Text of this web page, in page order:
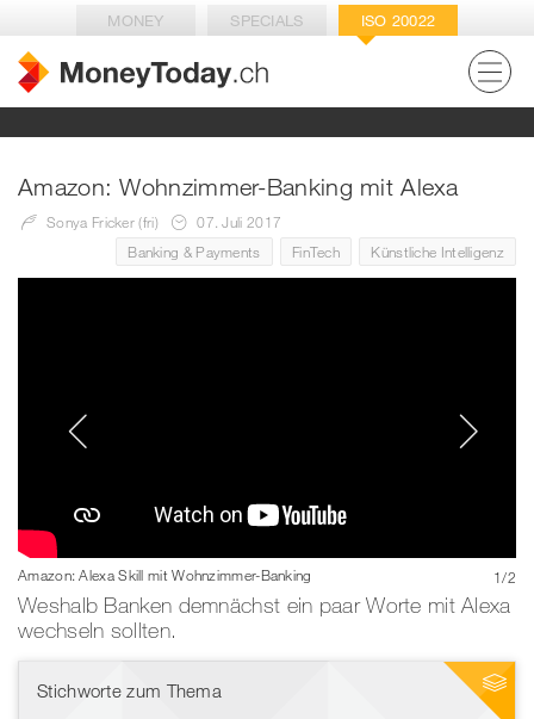
MONEY SPECIALS ISO 20022
Amazon: Wohnzimmer-Banking mit Alexa
Sonya Fricker (fri)
07. Juli 2017
Banking & Payments
FinTech Künstliche Intelligenz
Amazon: Alexa Skill mit Wohnzimmer-Banking
Bild: Amazon Echo und Echo Dot 1/2
Weshalb Banken demnächst ein paar Worte mit Alexa
wechseln sollten.
Stichworte zum Thema